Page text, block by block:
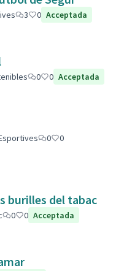
3 0 Acceptada
0 0 Acceptada
0
0
burilles del tabac
0 0 Acceptada